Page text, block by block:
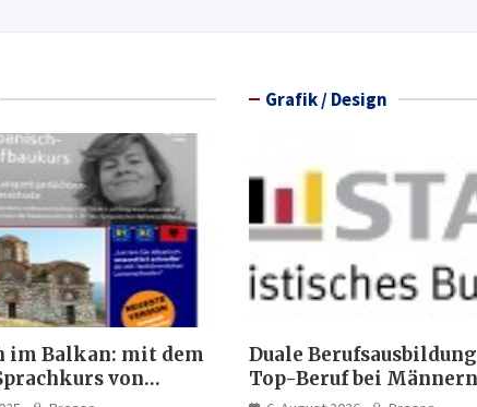
im Balkan: mit dem
von
Grafik / Design
Duale Berufsausbildung
Top-Beruf bei